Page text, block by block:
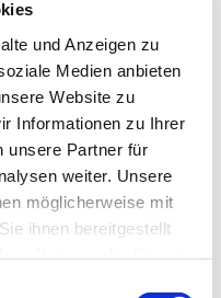
und Anzeigen zu
Medien anbieten
Website zu
Informationen zu Ihrer
unsere Partner für
weiter. Unsere
möglicherweise mit
ihnen bereitgestellt